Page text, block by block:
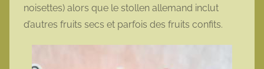
noisettes) alors que le stollen allemand inclut
d’autres fruits secs et parfois des fruits confits.